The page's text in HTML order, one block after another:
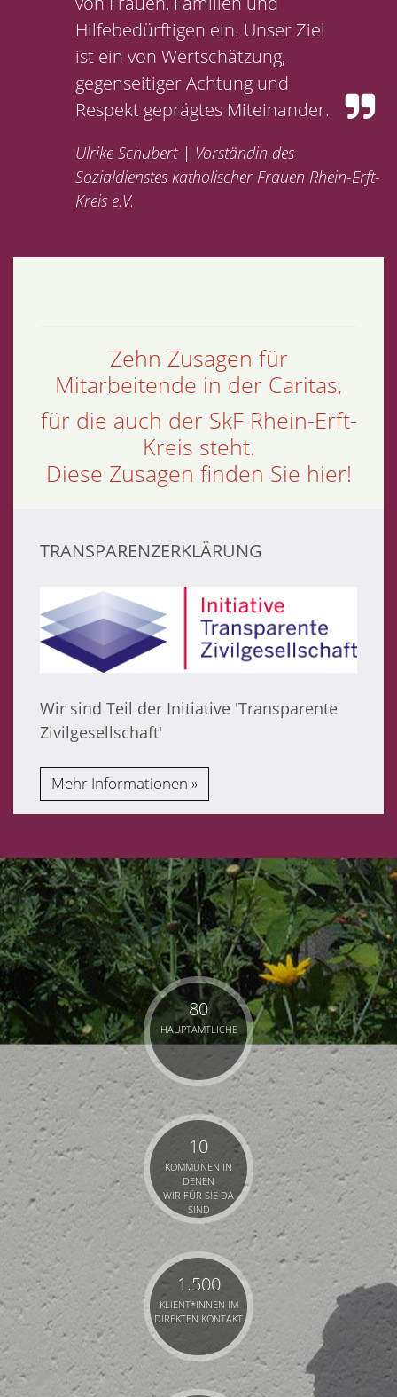
Hilfebedürftigen ein. Unser Ziel
ist ein von Wertschätzung,
gegenseitiger Achtung und
Respekt geprägtes Miteinander.
Ulrike Schubert | Vorständin des
Sozialdienstes katholischer Frauen Rhein-Erft-
Kreis e.V.
Zehn Zusagen für
Mitarbeitende in der Caritas,
für die auch der SkF Rhein-Erft-
Kreis steht.
Diese Zusagen finden Sie hier!
TRANSPARENZERKLÄRUNG
Wir sind Teil der Initiative 'Transparente
Zivilgesellschaft'
Mehr Informationen
80
HAUPTAMTLICHE
10
KOMMUNEN IN
DENEN
WIR FÜR SIE DA
SIND
1.500
KLIENT*INNEN IM
DIREKTEN KONTAKT